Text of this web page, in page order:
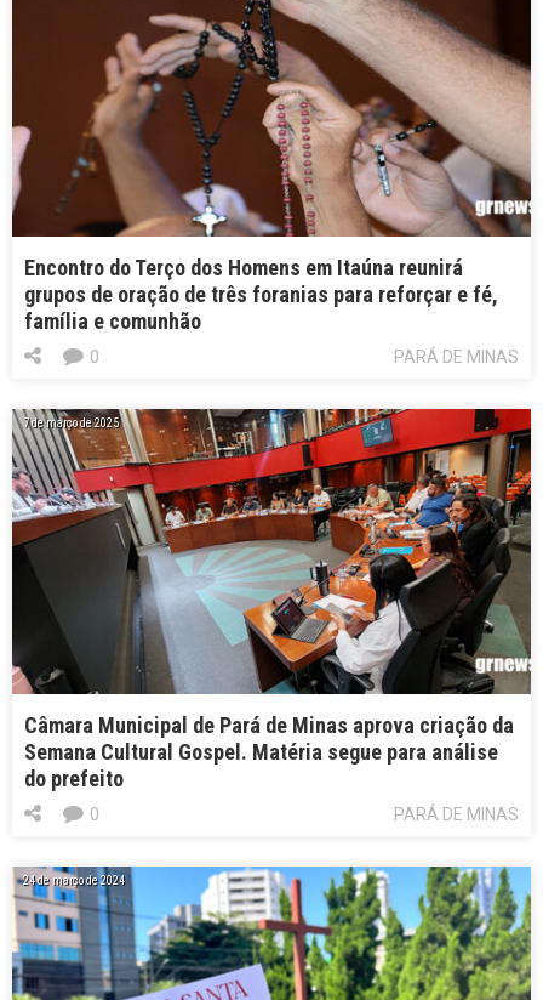
Encontro do Terço dos Homens em Itaúna reunirá
grupos de oração de três foranias para reforçar e fé,
família e comunhão
PARÁ DE MINAS
0
7 de março de 2025
Câmara Municipal de Pará de Minas aprova criação da
Semana Cultural Gospel. Matéria segue para análise
do prefeito
PARÁ DE MINAS
0
24 de março de 2024